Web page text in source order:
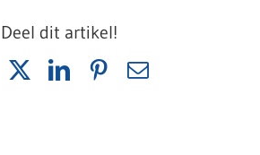
Deel dit artikel!
FacebookLinkedIn
Pinterest
E-